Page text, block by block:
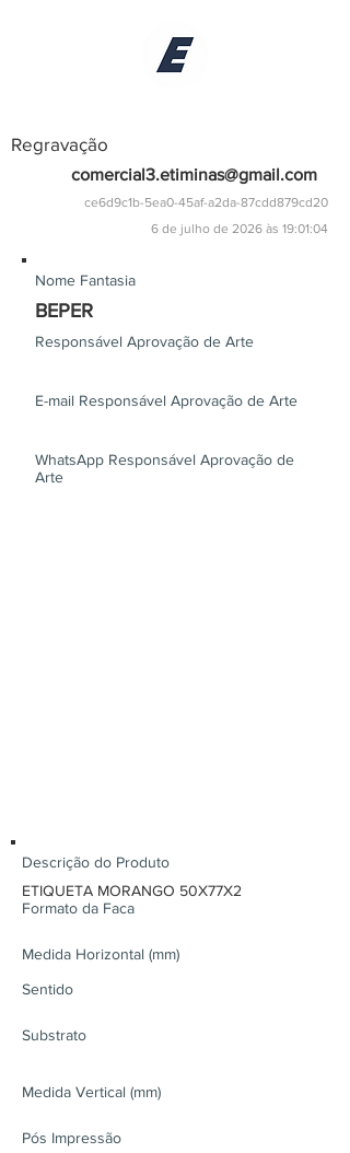
Regravação
comercial3.etiminas@gmail.com
ce6d9c1b-5ea0-45af-a2da-87cdd879cd20
6 de julho de 2026 às 19:01:04
Nome Fantasia
BEPER
Responsável Aprovação de Arte
E-mail Responsável Aprovação de Arte
WhatsApp Responsável Aprovação de
Arte
Descrição do Produto
ETIQUETA MORANGO 50X77X2
Formato da Faca
Medida Horizontal (mm)
Sentido
Substrato
Medida Vertical (mm)
Pós Impressão